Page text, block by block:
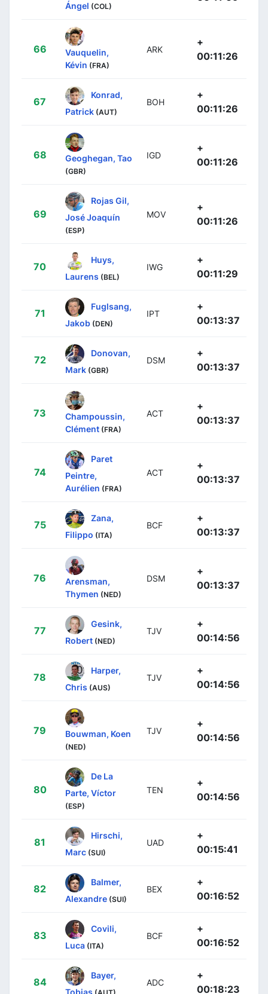
Ángel (COL)
66
Vauquelin,
Kévin (FRA)
ARK
+
00:11:26
67
Konrad,
Patrick (AUT)
BOH
+
00:11:26
68 Geoghegan, Tao
(GBR)
IGD
+
00:11:26
69
Rojas Gil,
José Joaquín
(ESP)
MOV
+
00:11:26
70
Huys,
Laurens (BEL)
IWG
+
00:11:29
71
Fuglsang,
Jakob (DEN)
IPT
+
00:13:37
72
Donovan,
Mark (GBR)
DSM
+
00:13:37
73
Champoussin,
Clément (FRA)
ACT
+
00:13:37
74
Paret
Peintre,
Aurélien (FRA)
ACT
+
00:13:37
75
Zana,
Filippo (ITA)
BCF
+
00:13:37
76
Arensman,
Thymen (NED)
DSM
+
00:13:37
77
Gesink,
Robert (NED)
TJV
+
00:14:56
78
Harper,
Chris (AUS)
TJV
+
00:14:56
79 Bouwman, Koen
(NED)
TJV
+
00:14:56
80
De La
Parte, Víctor
(ESP)
TEN
+
00:14:56
81
Hirschi,
Marc (SUI)
UAD
+
00:15:41
82
Balmer,
Alexandre (SUI)
BEX
+
00:16:52
83
Covili,
Luca (ITA)
BCF
+
00:16:52
84
Bayer,
Tobias
ADC
+
00:18:23